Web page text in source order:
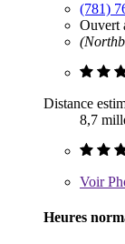
(781)
Ouvert
Distance
8,7
Voir
Heures